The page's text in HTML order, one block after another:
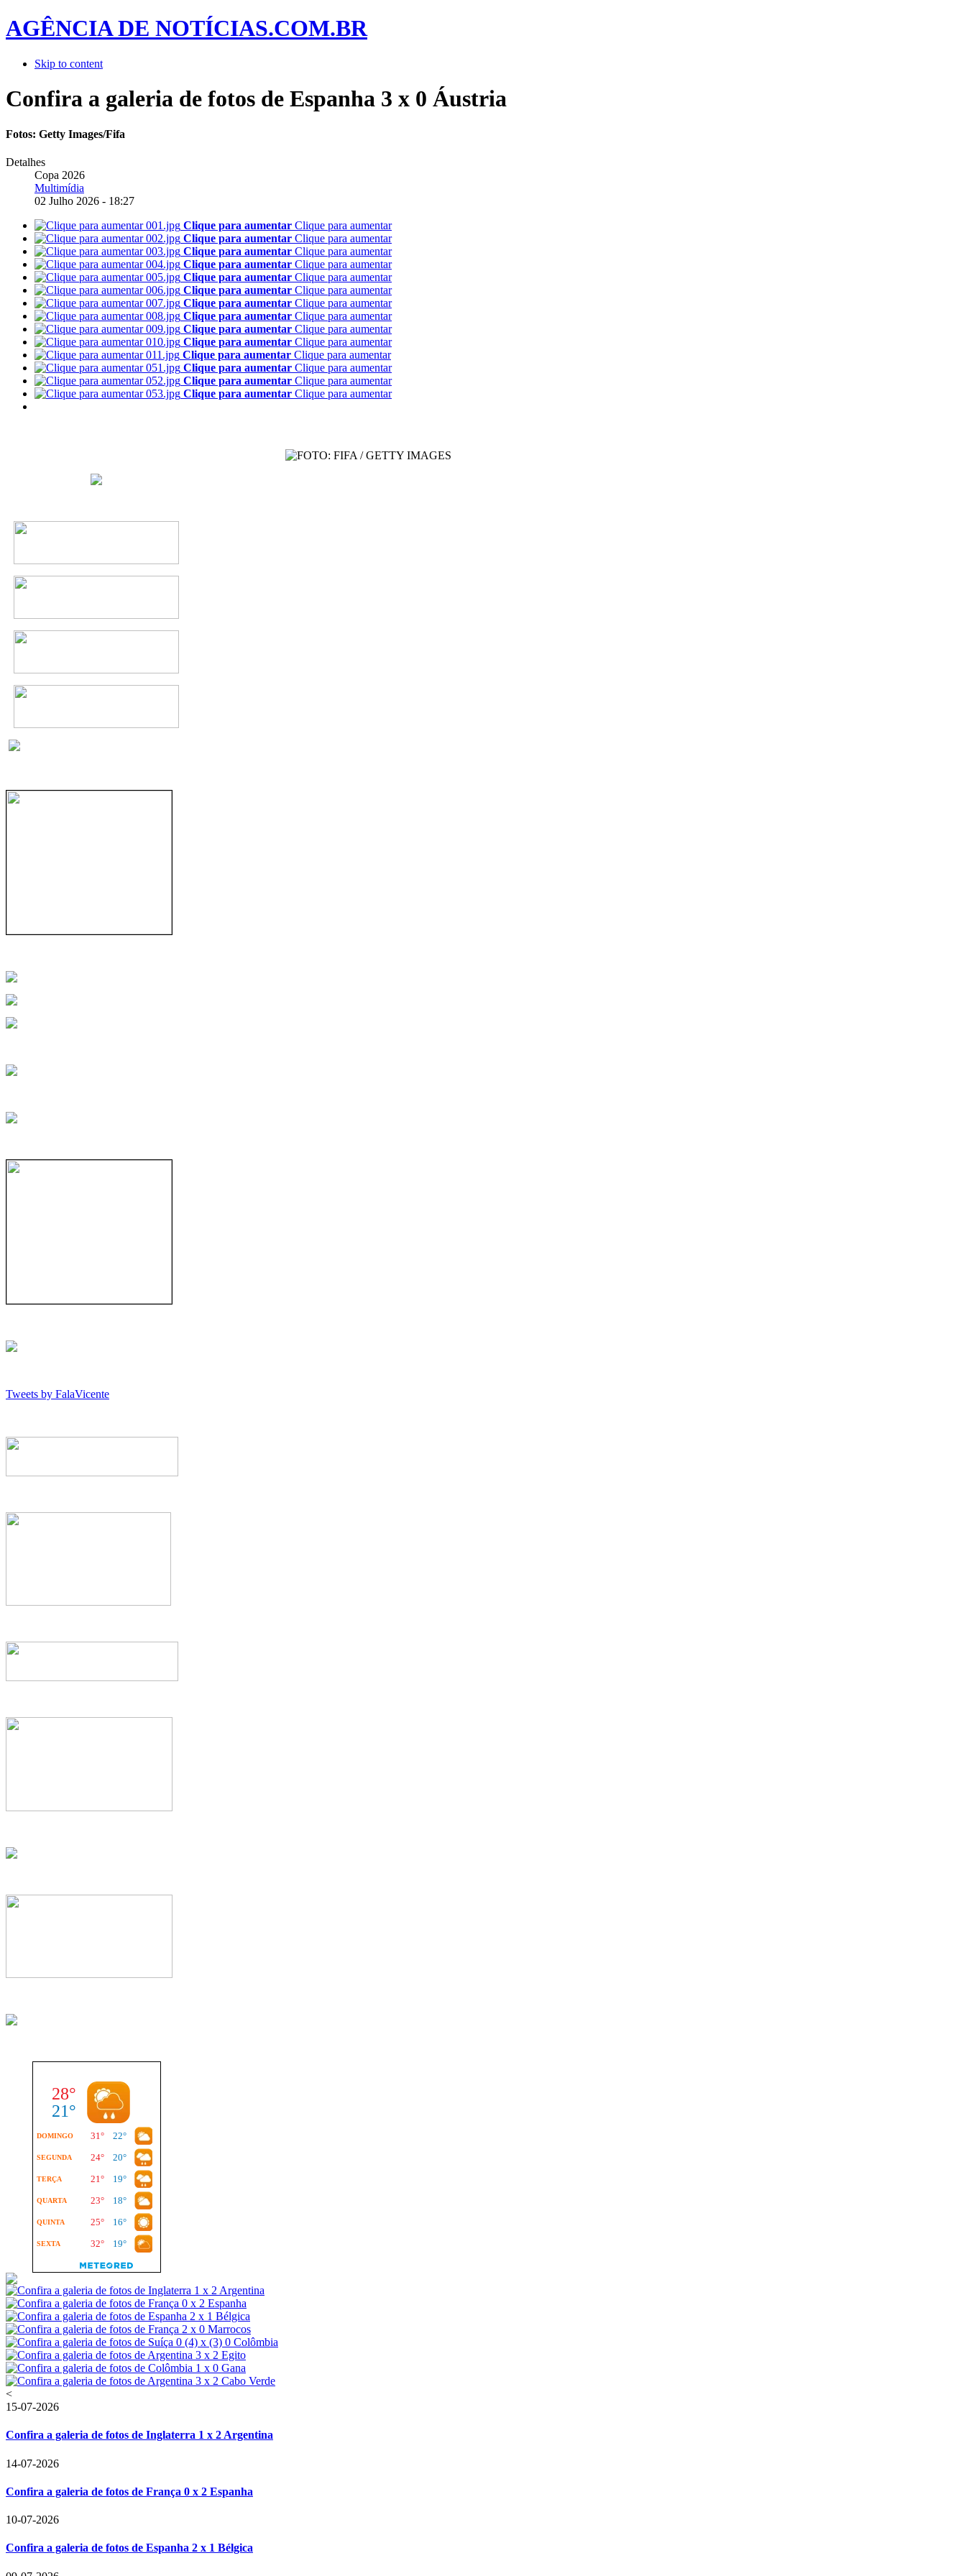
AGÊNCIA DE NOTÍCIAS.COM.BR
Skip to content
Confira a galeria de fotos de Espanha 3 x 0 Áustria
Fotos: Getty Images/Fifa
Detalhes
Copa 2026
Multimídia
02 Julho 2026 - 18:27
Clique para aumentar Clique para aumentar
Clique para aumentar Clique para aumentar
Clique para aumentar Clique para aumentar
Clique para aumentar Clique para aumentar
Clique para aumentar Clique para aumentar
Clique para aumentar Clique para aumentar
Clique para aumentar Clique para aumentar
Clique para aumentar Clique para aumentar
Clique para aumentar Clique para aumentar
Clique para aumentar Clique para aumentar
Clique para aumentar Clique para aumentar
Clique para aumentar Clique para aumentar
Clique para aumentar Clique para aumentar
Clique para aumentar Clique para aumentar
Tweets by FalaVicente
<
15-07-2026
Confira a galeria de fotos de Inglaterra 1 x 2 Argentina
14-07-2026
Confira a galeria de fotos de França 0 x 2 Espanha
10-07-2026
Confira a galeria de fotos de Espanha 2 x 1 Bélgica